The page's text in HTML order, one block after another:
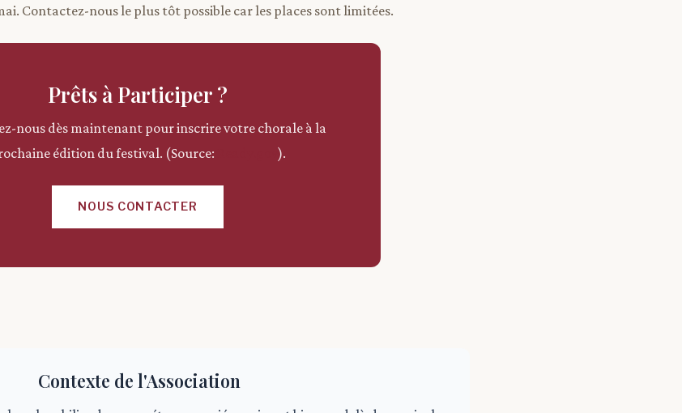
Contactez-nous le plus tôt possible car les places sont limitées.
Prêts à Participer ?
nous dès maintenant pour inscrire votre chorale à la
édition du festival. (Source:
).
NOUS CONTACTER
Contexte de l'Association